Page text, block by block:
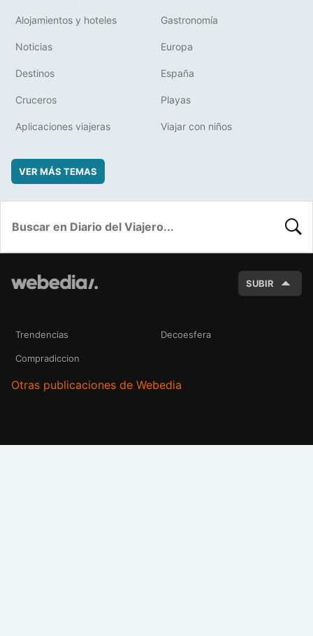
Alojamientos y hoteles Gastronomía
Noticias Europa
Destinos España
Cruceros Playas
Aplicaciones viajeras Viajar con niños
VER MÁS TEMAS
SUBIR
Trendencias Decoesfera
Compradiccion
Otras publicaciones de Webedia